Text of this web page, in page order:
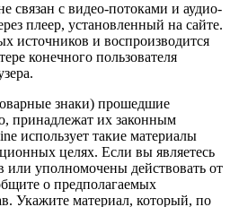
связан с видео-потоками и аудио-
плеер, установленный на сайте.
источников и воспроизводится
конечного пользователя
знаки) прошедшие
принадлежат их законным
использует такие материалы
целях. Если вы являетесь
или уполномочены действовать от
о предполагаемых
Укажите материал, который, по